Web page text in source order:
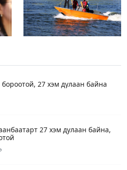
27 хэм дулаан байна
27 хэм дулаан байна,